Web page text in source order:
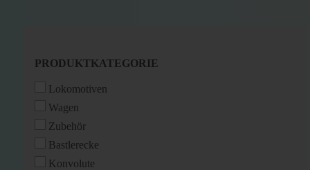
PRODUKTKATEGORIE
PRODUKTKATEGORIE
Lokomotiven
Wagen
Zubehör
Bastlerecke
Konvolute